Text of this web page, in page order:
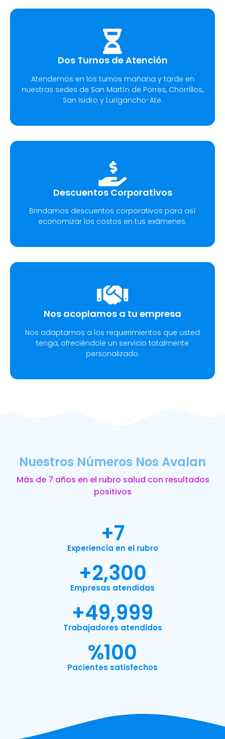
Dos Turnos de Atención
Atendemos en los turnos mañana y tarde en
nuestras sedes de San Martín de Porres, Chorrillos,
San Isidro y Lurigancho-Ate.
Descuentos Corporativos
Brindamos descuentos corporativos para así
economizar los costos en tus exámenes.
Nos acoplamos a tu empresa
Nos adaptamos a los requerimientos que usted
tenga, ofreciéndole un servicio totalmente
personalizado.
Nuestros Números Nos Avalan
Más de 7 años en el rubro salud con resultados
positivos
Experiencia en el rubro
+7
Empresas atendidas
+2,300
Trabajadores atendidos
+49,999
Pacientes satisfechos
%100